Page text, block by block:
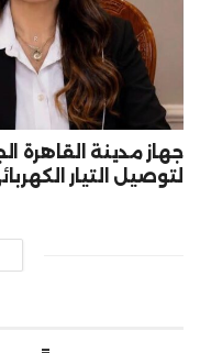
لتوصيل التيار